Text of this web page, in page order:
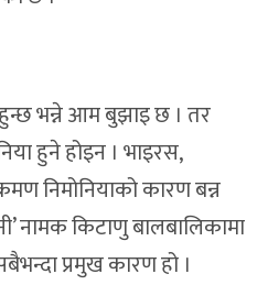
हुन्छ भन्ने आम बुझाइ छ । तर
हुने होइन । भाइरस,
निमोनियाको कारण बन्न
नामक किटाणु बालबालिकामा
प्रमुख कारण हो ।